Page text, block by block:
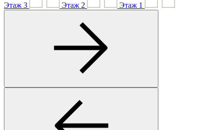
Этаж 3 Этаж 2 Этаж 1